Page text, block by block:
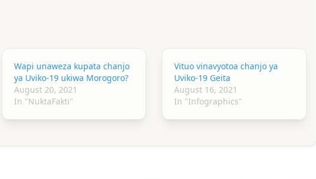
Wapi unaweza kupata chanjo
ya Uviko-19 ukiwa Morogoro?
August 20, 2021
In "NuktaFakti"
Vituo vinavyotoa chanjo ya
Uviko-19 Geita
August 16, 2021
In "Infographics"